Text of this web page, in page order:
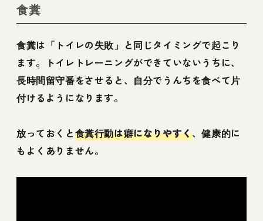
ー解説】
食糞
食糞は「トイレの失敗」と同じタイミングで起こり
ます。トイレトレーニングができていないうちに、
長時間留守番をさせると、自分でうんちを食べて片
付けるようになります。
放っておくと食糞行動は癖になりやすく、健康的に
もよくありません。